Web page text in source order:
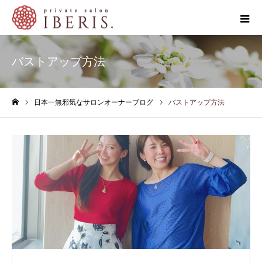
バストアップ方法
日本一無邪気なサロンオーナーブログ バストアップ方法